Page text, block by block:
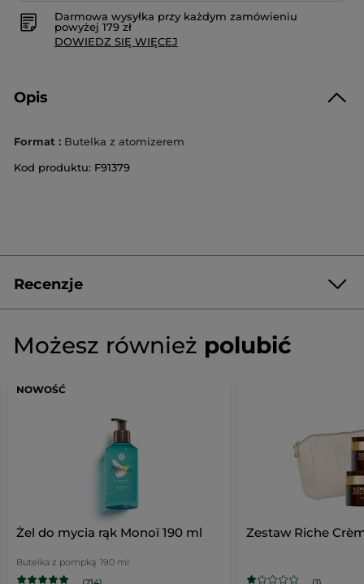
Darmowa wysyłka przy każdym zamówieniu
powyżej 179 zł
DOWIEDZ SIĘ WIĘCEJ
Opis
Format : Butelka z atomizerem
Kod produktu: F91379
Recenzje
★★★★★
★★★★★
Brak
Możesz również polubić
NOWOŚĆ
Żel do mycia rąk Monoï 190 ml
Butelka z pompką 190 ml
Zestaw Riche